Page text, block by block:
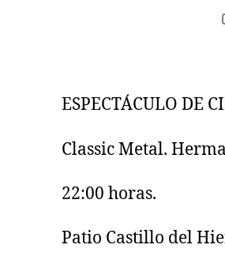
ESPECTÁCULO DE
Classic Metal.
22:00 horas.
Patio Castillo del